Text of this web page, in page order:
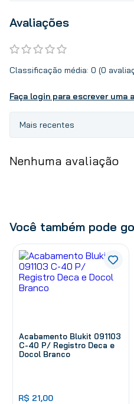
Avaliações
Classificação média: 0 (0
Faça login para escrever uma
Mais recentes
Nenhuma avaliação
Você também pode
Acabamento Blukit 091103
C-40 P/ Registro Deca e
Docol Branco
R$ 21,00